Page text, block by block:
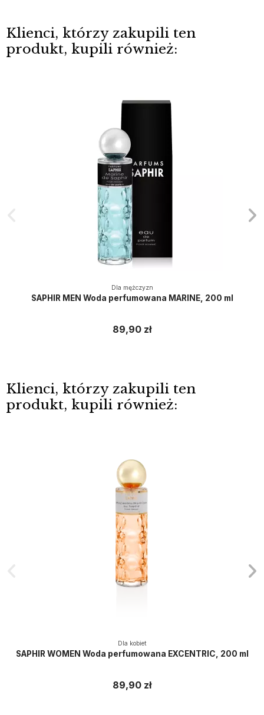
Klienci, którzy zakupili ten
produkt, kupili również:
Dla mężczyzn
SAPHIR MEN Woda perfumowana MARINE, 200 ml
89,90 zł
Klienci, którzy zakupili ten
produkt, kupili również:
Dla kobiet
SAPHIR WOMEN Woda perfumowana EXCENTRIC, 200 ml
89,90 zł